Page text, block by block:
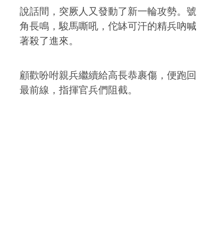
說話間，突厥人又發動了新一輪攻勢。號
角長鳴，駿馬嘶吼，佗缽可汗的精兵吶喊
著殺了進來。
顧歡吩咐親兵繼續給高長恭裹傷，便跑回
最前線，指揮官兵們阻截。